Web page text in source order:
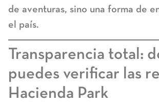
de aventuras, sino una forma de
el país.
Transparencia total:
puedes verificar las
Hacienda Park